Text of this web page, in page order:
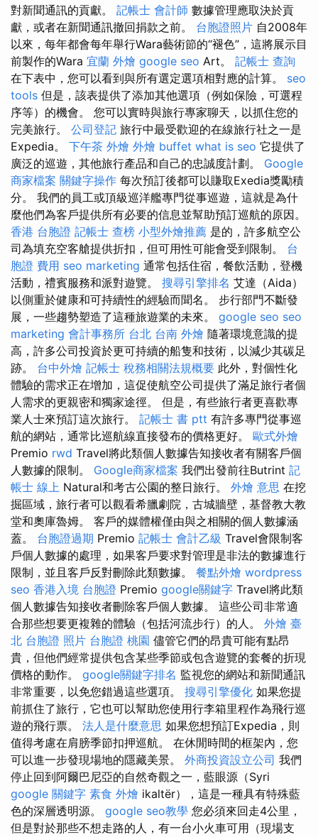
對新聞通訊的貢獻。 記帳士 會計師 數據管理應取決於貢
獻，或者在新聞通訊撤回捐款之前。 台胞證照片 自2008年
以來，每年都會每年舉行Wara藝術節的“褪色”，這將展示目
前製作的Wara 宜蘭 外燴 google seo Art。 記帳士 查詢
在下表中，您可以看到與所有選定選項相對應的計算。 seo
tools 但是，該表提供了添加其他選項（例如保險，可選程
序等）的機會。 您可以實時與旅行專家聊天，以抓住您的
完美旅行。 公司登記 旅行中最受歡迎的在線旅行社之一是
Expedia。 下午茶 外燴 外燴 buffet what is seo 它提供了
廣泛的巡遊，其他旅行產品和自己的忠誠度計劃。 Google
商家檔案 關鍵字操作 每次預訂後都可以賺取Exedia獎勵積
分。 我們的員工或頂級巡洋艦專門從事巡遊，這就是為什
麼他們為客戶提供所有必要的信息並幫助預訂巡航的原因。
香港 台胞證 記帳士 查榜 小型外燴推薦 是的，許多航空公
司為填充空客艙提供折扣，但可用性可能會受到限制。 台
胞證 費用 seo marketing 通常包括住宿，餐飲活動，登機
活動，禮賓服務和派對遊覽。 搜尋引擎排名 艾達（Aida）
以側重於健康和可持續性的經驗而聞名。 步行部門不斷發
展，一些趨勢塑造了這種旅遊業的未來。 google seo seo
marketing 會計事務所 台北 台南 外燴 隨著環境意識的提
高，許多公司投資於更可持續的船隻和技術，以減少其碳足
跡。 台中外燴 記帳士 稅務相關法規概要 此外，對個性化
體驗的需求正在增加，這促使航空公司提供了滿足旅行者個
人需求的更親密和獨家途徑。 但是，有些旅行者更喜歡專
業人士來預訂這次旅行。 記帳士 書 ptt 有許多專門從事巡
航的網站，通常比巡航線直接發布的價格更好。 歐式外燴
Premio rwd Travel將此類個人數據告知接收者有關客戶個
人數據的限制。 Google商家檔案 我們出發前往Butrint 記
帳士 線上 Natural和考古公園的整日旅行。 外燴 意思 在挖
掘區域，旅行者可以觀看希臘劇院，古城牆壁，基督教大教
堂和奧庫魯姆。 客戶的媒體權僅由與之相關的個人數據涵
蓋。 台胞證過期 Premio 記帳士 會計乙級 Travel會限制客
戶個人數據的處理，如果客戶要求對管理是非法的數據進行
限制，並且客戶反對刪除此類數據。 餐點外燴 wordpress
seo 香港入境 台胞證 Premio google關鍵字 Travel將此類
個人數據告知接收者刪除客戶個人數據。 這些公司非常適
合那些想要更複雜的體驗（包括河流步行）的人。 外燴 臺
北 台胞證 照片 台胞證 桃園 儘管它們的昂貴可能有點昂
貴，但他們經常提供包含某些季節或包含遊覽的套餐的折現
價格的動作。 google關鍵字排名 監視您的網站和新聞通訊
非常重要，以免您錯過這些選項。 搜尋引擎優化 如果您提
前抓住了旅行，它也可以幫助您使用行李箱里程作為飛行巡
遊的飛行票。 法人是什麼意思 如果您想預訂Expedia，則
值得考慮在肩膀季節扣押巡航。 在休閒時間的框架內，您
可以進一步發現場地的隱藏美景。 外商投資設立公司 我們
停止回到阿爾巴尼亞的自然奇觀之一，藍眼源（Syri
google 關鍵字 素食 外燴 ikaltër），這是一種具有特殊藍
色的深層透明源。 google seo教學 您必須來回走4公里，
但是對於那些不想走路的人，有一台小火車可用（現場支